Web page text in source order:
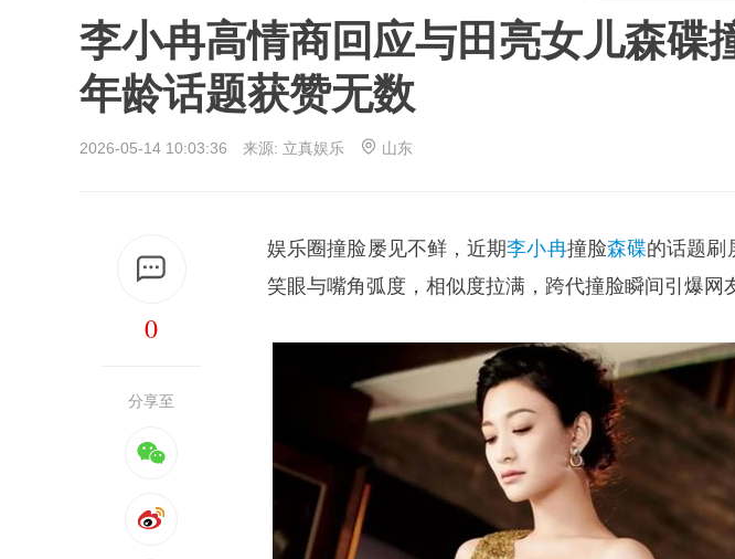
李小冉高情商回应与田亮女儿森碟
年龄话题获赞无数
2026-05-14 10:03:36 来源: 立真娱乐 山东
0
分享至
娱乐圈撞脸屡见不鲜，近期李小冉撞脸森碟的话题刷
笑眼与嘴角弧度，相似度拉满，跨代撞脸瞬间引爆网